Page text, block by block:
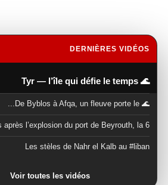
DERNIÈRES VIDÉOS
🌊 Tyr — l’île qui défie le temps
🌊 De Byblos à Afqa, un fleuve porte le...
6 ans après l’explosion du port de Beyrouth, la...
Les stèles de Nahr el Kalb au #liban
Voir toutes les vidéos